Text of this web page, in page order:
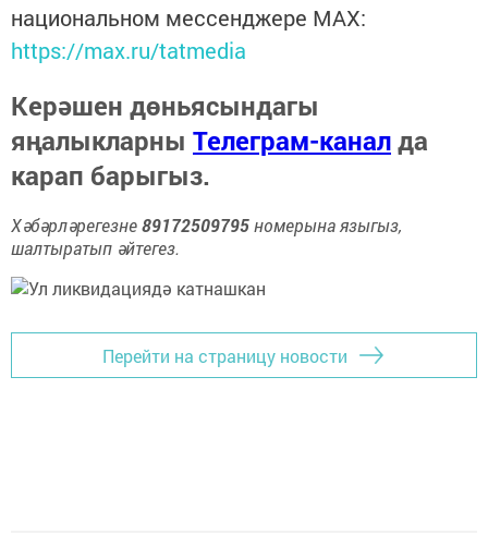
национальном мессенджере MАХ:
https://max.ru/tatmedia
Керәшен дөньясындагы
яңалыкларны Телеграм-каналда
карап барыгыз.
Хәбәрләрегезне89172509795номерына языгыз,
шалтыратып әйтегез.
Перейти на страницу новости